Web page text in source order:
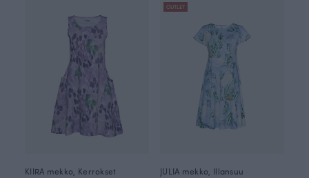
KIIRA mekko, Kerrokset
OUTLET
JULIA mekko, Illansuu